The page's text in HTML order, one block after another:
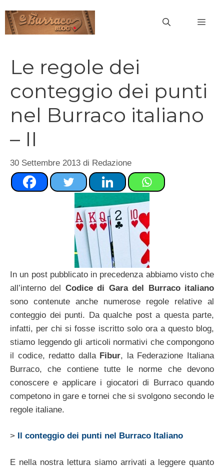
contenuto
Le regole dei
conteggio dei punti
nel Burraco italiano
– II
30 Settembre 2013 di Redazione
In un post pubblicato in precedenza abbiamo visto che
all’interno del Codice di Gara del Burraco italiano
sono contenute anche numerose regole relative al
conteggio dei punti. Da qualche post a questa parte,
infatti, per chi si fosse iscritto solo ora a questo blog,
stiamo leggendo gli articoli normativi che compongono
il codice, redatto dalla Fibur, la Federazione Italiana
Burraco, che contiene tutte le norme che devono
conoscere e applicare i giocatori di Burraco quando
competono in gare e tornei che si svolgono secondo le
regole italiane.
> Il conteggio dei punti nel Burraco Italiano
E nella nostra lettura siamo arrivati a leggere quanto